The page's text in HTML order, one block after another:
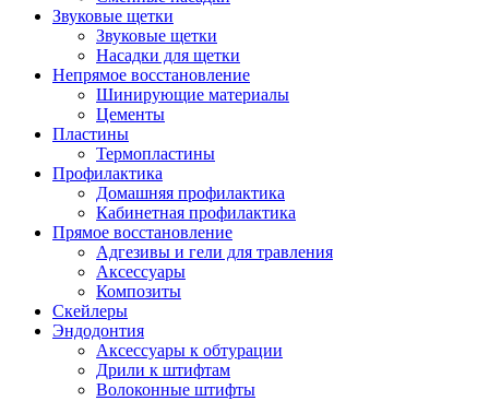
Звуковые щетки
Звуковые щетки
Насадки для щетки
Непрямое восстановление
Шинирующие материалы
Цементы
Пластины
Термопластины
Профилактика
Домашняя профилактика
Кабинетная профилактика
Прямое восстановление
Адгезивы и гели для травления
Аксессуары
Композиты
Скейлеры
Эндодонтия
Аксессуары к обтурации
Дрили к штифтам
Волоконные штифты